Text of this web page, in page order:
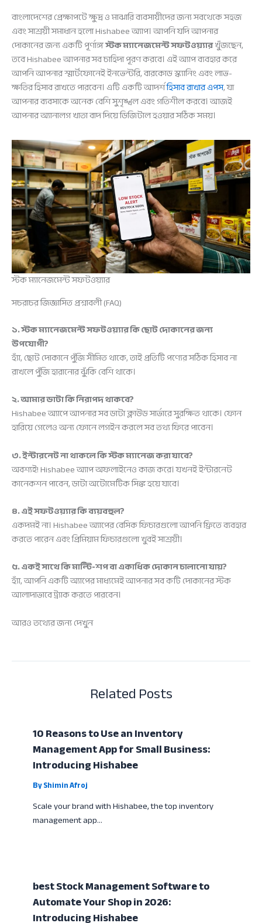
বাংলাদেশের প্রেক্ষাপটে ক্ষুদ্র ও মাঝারি ব্যবসায়ীদের জন্য সবথেকে সহজ
এবং সাশ্রয়ী সমাধান হলো Hishabee অ্যাপ। আপনি যদি আপনার
দোকানের জন্য একটি পূর্ণাঙ্গস্টক ম্যানেজমেন্ট সফটওয়্যারখুঁজছেন,
তবে Hishabee আপনার সব চাহিদা পূরণ করবে। এই অ্যাপ ব্যবহার করে
আপনি আপনার স্মার্টফোনেই ইনভেন্টরি, বারকোড স্ক্যানিং এবং লাভ-
ক্ষতির হিসাব রাখতে পারবেন। এটি একটি আদর্শহিসাব রাখার এপস, যা
আপনার ব্যবসাকে অনেক বেশি সুশৃঙ্খল এবং গতিশীল করবে। আজই
আপনার অ্যানালগ খাতা বাদ দিয়ে ডিজিটাল হওয়ার সঠিক সময়।
স্টক ম্যানেজমেন্ট সফটওয়্যার
সচরাচর জিজ্ঞাসিত প্রশ্নাবলী (FAQ)
১. স্টক ম্যানেজমেন্ট সফটওয়্যার কি ছোট দোকানের জন্য
উপযোগী?
হ্যাঁ, ছোট দোকানে পুঁজি সীমিত থাকে, তাই প্রতিটি পণ্যের সঠিক হিসাব না
রাখলে পুঁজি হারানোর ঝুঁকি বেশি থাকে।
২. আমার ডাটা কি নিরাপদ থাকবে?
Hishabee অ্যাপে আপনার সব ডাটা ক্লাউড সার্ভারে সুরক্ষিত থাকে। ফোন
হারিয়ে গেলেও অন্য ফোনে লগইন করলে সব তথ্য ফিরে পাবেন।
৩. ইন্টারনেট না থাকলে কি স্টক ম্যানেজ করা যাবে?
অবশ্যই! Hishabee অ্যাপ অফলাইনেও কাজ করে। যখনই ইন্টারনেট
কানেকশন পাবেন, ডাটা অটোমেটিক সিঙ্ক হয়ে যাবে।
৪. এই সফটওয়্যার কি ব্যয়বহুল?
একদমই না। Hishabee অ্যাপের বেসিক ফিচারগুলো আপনি ফ্রিতে ব্যবহার
করতে পারেন এবং প্রিমিয়াম ফিচারগুলো খুবই সাশ্রয়ী।
৫. একই সাথে কি মাল্টি-শপ বা একাধিক দোকান চালানো যায়?
হ্যাঁ, আপনি একটি অ্যাপের মাধ্যমেই আপনার সব কটি দোকানের স্টক
আলাদাভাবে ট্র্যাক করতে পারবেন।
আরও তথ্যের জন্য দেখুন
Related Posts
10 Reasons to Use an Inventory
Management App for Small Business:
Introducing Hishabee
ByShimin Afroj
Scale your brand with Hishabee, the top inventory
management app…
best Stock Management Software to
Automate Your Shop in 2026:
Introducing Hishabee